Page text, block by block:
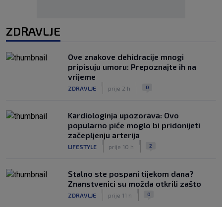
ZDRAVLJE
Ove znakove dehidracije mnogi
pripisuju umoru: Prepoznajte ih na
vrijeme
ZDRAVLJE prije 2 h 0
Kardiologinja upozorava: Ovo
popularno piće moglo bi pridonijeti
začepljenju arterija
LIFESTYLE prije 10 h 2
Stalno ste pospani tijekom dana?
Znanstvenici su možda otkrili zašto
ZDRAVLJE prije 11 h 0